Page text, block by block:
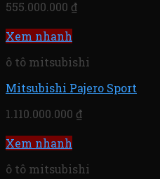
555.000.000 ₫
Xem nhanh
ô tô mitsubishi
Mitsubishi Pajero Sport
1.110.000.000 ₫
Xem nhanh
ô tô mitsubishi